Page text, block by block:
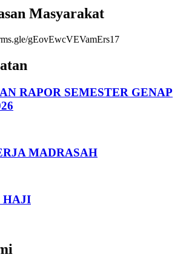
Masyarakat
gEovEwcVEVamErs17
RAPOR SEMESTER GENAP
MADRASAH
HAJI